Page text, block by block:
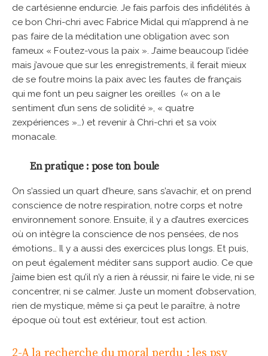
de cartésienne endurcie. Je fais parfois des infidélités à
ce bon Chri-chri avec Fabrice Midal qui m’apprend à ne
pas faire de la méditation une obligation avec son
fameux « Foutez-vous la paix ». J’aime beaucoup l’idée
mais j’avoue que sur les enregistrements, il ferait mieux
de se foutre moins la paix avec les fautes de français
qui me font un peu saigner les oreilles (« on a le
sentiment d’un sens de solidité », « quatre
zexpériences »…) et revenir à Chri-chri et sa voix
monacale.
En pratique : pose ton boule
On s’assied un quart d’heure, sans s’avachir, et on prend
conscience de notre respiration, notre corps et notre
environnement sonore. Ensuite, il y a d’autres exercices
où on intègre la conscience de nos pensées, de nos
émotions… Il y a aussi des exercices plus longs. Et puis,
on peut également méditer sans support audio. Ce que
j’aime bien est qu’il n’y a rien à réussir, ni faire le vide, ni se
concentrer, ni se calmer. Juste un moment d’observation,
rien de mystique, même si ça peut le paraître, à notre
époque où tout est extérieur, tout est action.